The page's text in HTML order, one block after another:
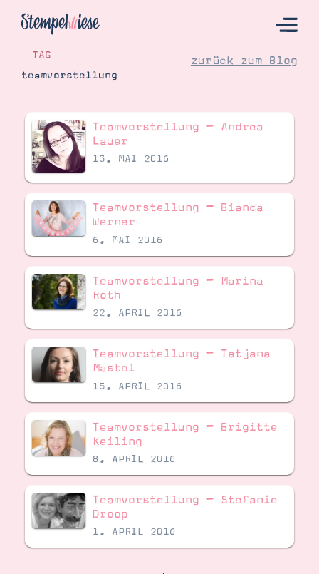
Hier Starten
Katalog
Bestellen
Kontakt
Angebote
Demonstrator werden
Gutscheine
Produkte erklärt
Über mich
Über Stampin’ Up!
Tipps & Tricks
Ordnungstipps
TAG
teamvorstellung
zurück zum Blog
Teamvorstellung – Andrea
Lauer
13. MAI 2016
Teamvorstellung – Bianca
Werner
6. MAI 2016
Teamvorstellung – Marina
Roth
22. APRIL 2016
Teamvorstellung – Tatjana
Mastel
15. APRIL 2016
Teamvorstellung – Brigitte
Keiling
8. APRIL 2016
Teamvorstellung – Stefanie
Droop
1. APRIL 2016